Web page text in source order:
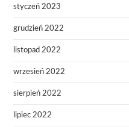
styczeń 2023
grudzień 2022
listopad 2022
wrzesień 2022
sierpień 2022
lipiec 2022